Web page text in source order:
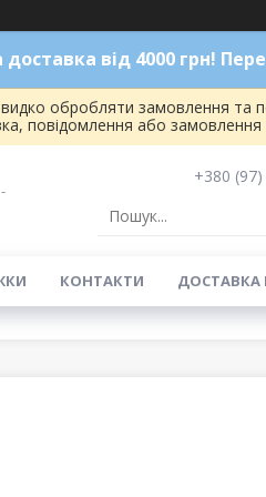
від 4000 грн!
обробляти замовлення та
повідомлення або
+380
КОНТАКТИ ДОСТАВКА